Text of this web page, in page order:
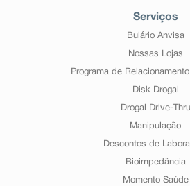
Serviços
Bulário Anvisa
Nossas Lojas
Programa de
Disk Drogal
Drogal Drive-Thru
Manipulação
Descontos de
Bioimpedância
Momento Saúde